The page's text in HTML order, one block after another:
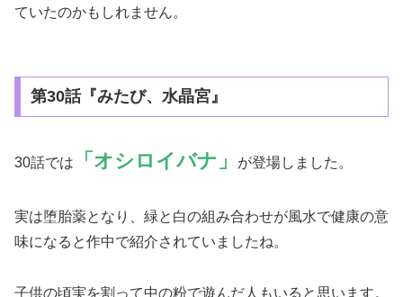
ていたのかもしれません。
第30話『みたび、水晶宮』
30話では 「オシロイバナ」 が登場しました。
実は堕胎薬となり、緑と白の組み合わせが風水で健康の意
味になると作中で紹介されていましたね。
子供の頃実を割って中の粉で遊んだ人もいると思います。